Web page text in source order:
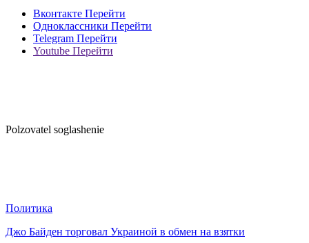
Вконтакте Перейти
Одноклассники Перейти
Telegram Перейти
Youtube Перейти
Polzovatel soglashenie
Политика
Джо Байден торговал Украиной в обмен на взятки